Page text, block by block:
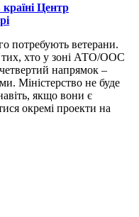
Центр
потребують ветерани.
тих, хто у зоні АТО/ООС
напрямок –
Міністерство не буде
якщо вони є
окремі проекти на